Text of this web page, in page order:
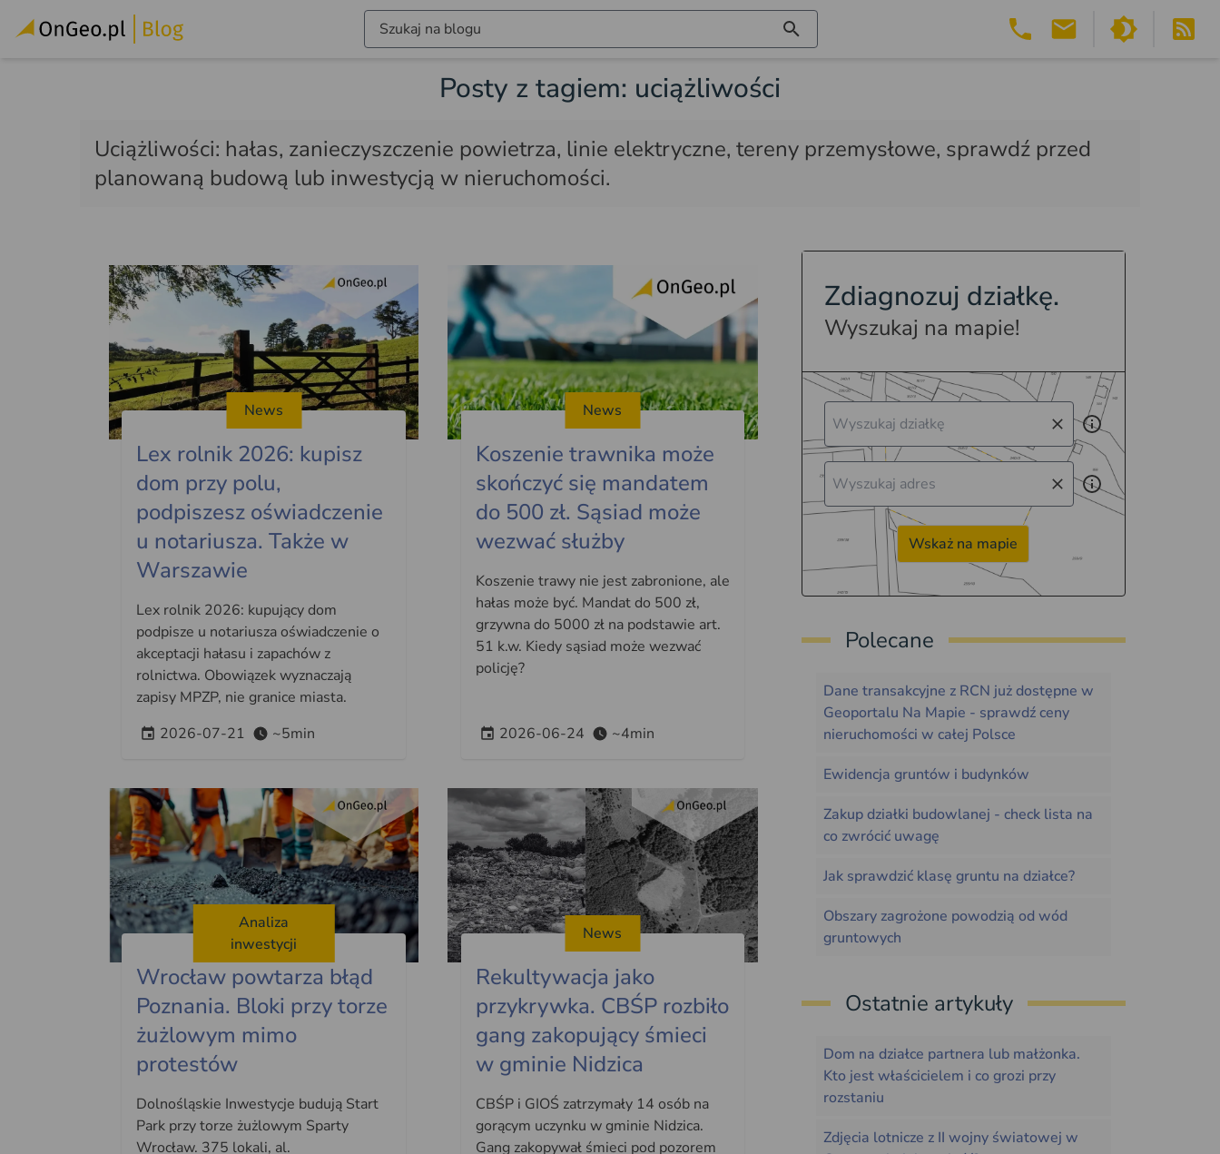
Szukaj na blogu
Posty z tagiem: uciążliwości
Uciążliwości: hałas, zanieczyszczenie powietrza, linie elektryczne, tereny przemysłowe, sprawdź przed
planowaną budową lub inwestycją w nieruchomości.
News
Lex rolnik 2026: kupisz
dom przy polu,
podpiszesz oświadczenie
u notariusza. Także w
Warszawie
Lex rolnik 2026: kupujący dom
podpisze u notariusza oświadczenie o
akceptacji hałasu i zapachów z
rolnictwa. Obowiązek wyznaczają
zapisy MPZP, nie granice miasta.
2026-07-21
~5min
News
Koszenie trawnika może
skończyć się mandatem
do 500 zł. Sąsiad może
wezwać służby
Koszenie trawy nie jest zabronione, ale
hałas może być. Mandat do 500 zł,
grzywna do 5000 zł na podstawie art.
51 k.w. Kiedy sąsiad może wezwać
policję?
2026-06-24 ~4min
Analiza
inwestycji
Wrocław powtarza błąd
Poznania. Bloki przy torze
żużlowym mimo
protestów
Dolnośląskie Inwestycje budują Start
Park przy torze żużlowym Sparty
Wrocław. 375 lokali, al.
News
Rekultywacja jako
przykrywka. CBŚP rozbiło
gang zakopujący śmieci
w gminie Nidzica
CBŚP i GIOŚ zatrzymały 14 osób na
gorącym uczynku w gminie Nidzica.
Gang zakopywał śmieci pod pozorem
Zdiagnozuj działkę.
Wyszukaj na mapie!
Wskaż na mapie
Polecane
Dane transakcyjne z RCN już dostępne w
Geoportalu Na Mapie - sprawdź ceny
nieruchomości w całej Polsce
Ewidencja gruntów i budynków
Zakup działki budowlanej - check lista na
co zwrócić uwagę
Jak sprawdzić klasę gruntu na działce?
Obszary zagrożone powodzią od wód
gruntowych
Ostatnie artykuły
Dom na działce partnera lub małżonka.
Kto jest właścicielem i co grozi przy
rozstaniu
Zdjęcia lotnicze z II wojny światowej w